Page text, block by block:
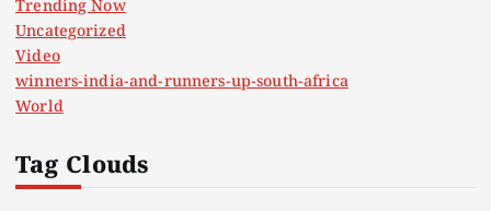
Trending Now
Uncategorized
Video
winners-india-and-runners-up-south-africa
World
Tag Clouds